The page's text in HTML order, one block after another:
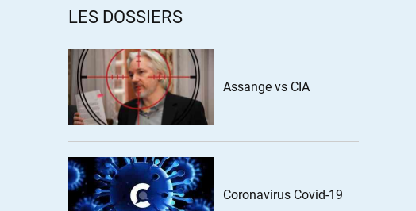
LES DOSSIERS
Assange vs CIA
Coronavirus Covid-19